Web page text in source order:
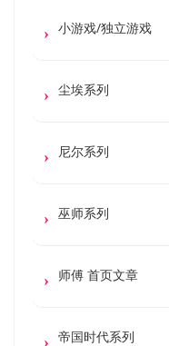
小游戏/独立游戏
尘埃系列
尼尔系列
巫师系列
师傅 首页文章
帝国时代系列